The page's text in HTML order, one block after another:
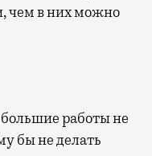
чем в них можно
большие работы не
бы не делать